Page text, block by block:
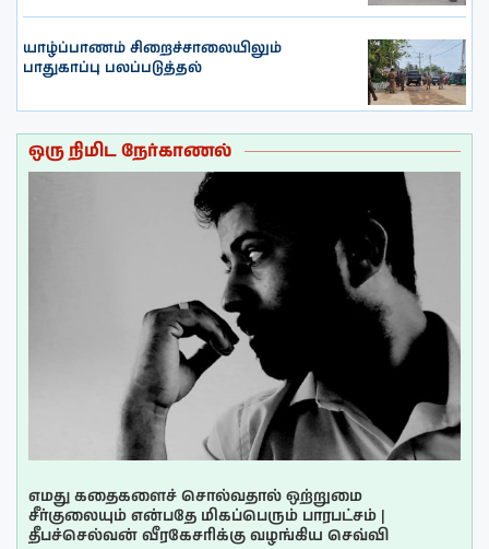
யாழ்ப்பாணம் சிறைச்சாலையிலும்
பாதுகாப்பு பலப்படுத்தல்
ஒரு நிமிட நேர்காணல்
எமது கதைகளைச் சொல்வதால் ஒற்றுமை
சீர்குலையும் என்பதே மிகப்பெரும் பாரபட்சம் |
தீபச்செல்வன் வீரகேசரிக்கு வழங்கிய செவ்வி